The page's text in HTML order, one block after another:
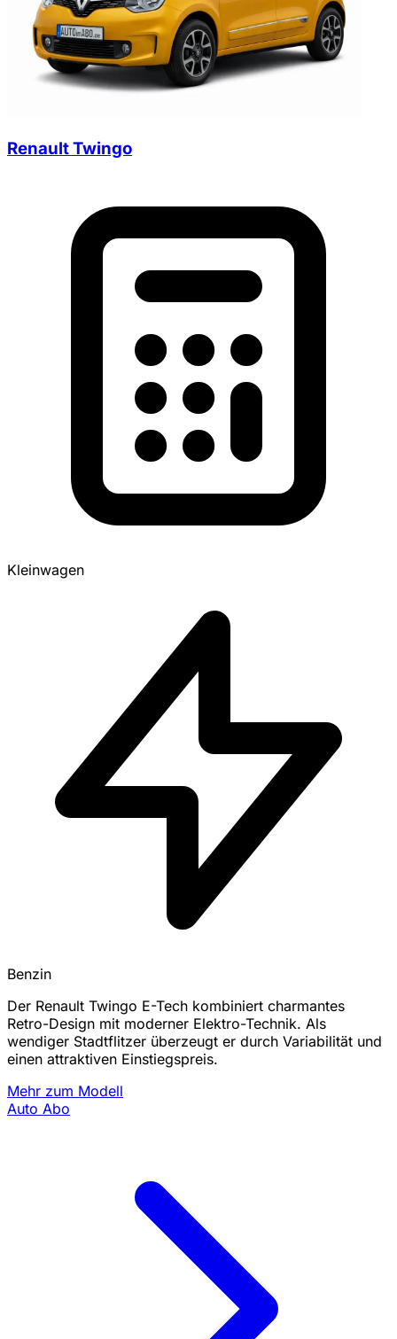
Renault Twingo
Kleinwagen
Benzin
Der Renault Twingo E-Tech kombiniert charmantes
Retro-Design mit moderner Elektro-Technik. Als
wendiger Stadtflitzer überzeugt er durch Variabilität und
einen attraktiven Einstiegspreis.
Mehr zum Modell
Auto Abo